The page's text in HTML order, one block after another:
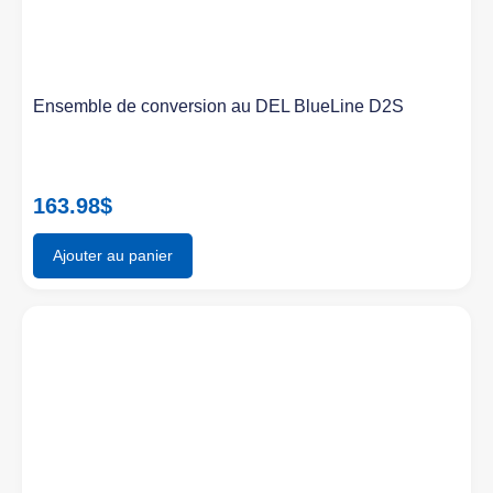
Ensemble de conversion au DEL BlueLine D2S
163.98$
Ajouter au panier